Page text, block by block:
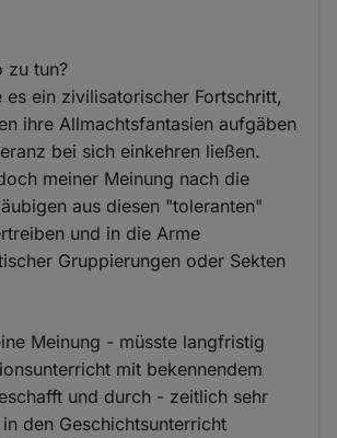
zu tun?
es ein zivilisatorischer Fortschritt,
ihre Allmachtsfantasien aufgäben
bei sich einkehren ließen.
meiner Meinung nach die
aus diesen "toleranten"
und in die Arme
Gruppierungen oder Sekten
Meinung - müsste langfristig
mit bekennendem
und durch - zeitlich sehr
den Geschichtsunterricht